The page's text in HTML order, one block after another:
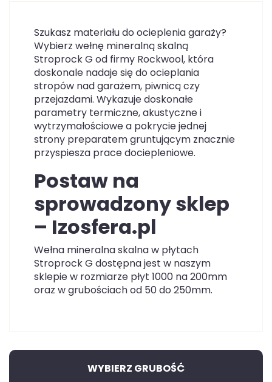
Szukasz materiału do ocieplenia garaży?
Wybierz wełnę mineralną skalną
Stroprock G od firmy Rockwool, która
doskonale nadaje się do ocieplania
stropów nad garażem, piwnicą czy
przejazdami. Wykazuje doskonałe
parametry termiczne, akustyczne i
wytrzymałościowe a pokrycie jednej
strony preparatem gruntującym znacznie
przyspiesza prace dociepleniowe.
Postaw na
sprowadzony sklep
– Izosfera.pl
Wełna mineralna skalna w płytach
Stroprock G dostępna jest w naszym
sklepie w rozmiarze płyt 1000 na 200mm
oraz w grubościach od 50 do 250mm.
WYBIERZ GRUBOŚĆ